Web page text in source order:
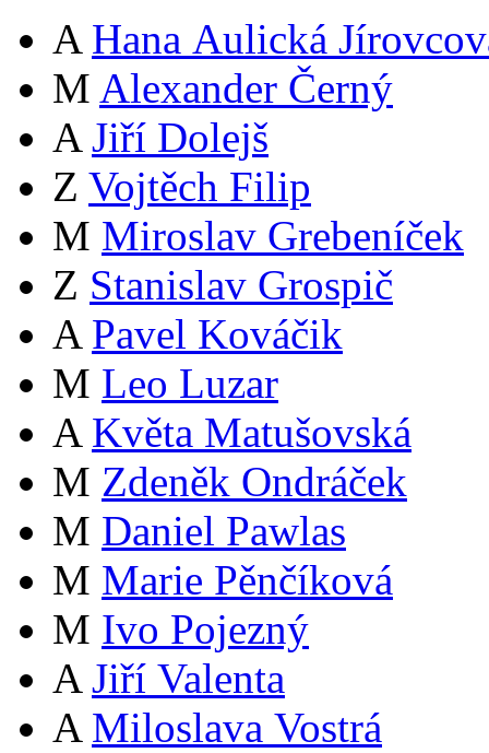
A Hana Aulická
M Alexander Černý
A Jiří Dolejš
Z Vojtěch Filip
M Miroslav Grebeníček
Z Stanislav Grospič
A Pavel Kováčik
M Leo Luzar
A Květa Matušovská
M Zdeněk Ondráček
M Daniel Pawlas
M Marie Pěnčíková
M Ivo Pojezný
A Jiří Valenta
A Miloslava Vostrá